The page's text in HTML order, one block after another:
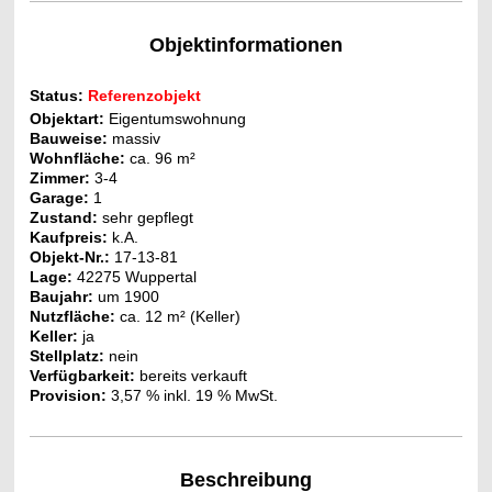
Objektinformationen
Status: Referenzobjekt
Objektart: Eigentumswohnung
Bauweise: massiv
Wohnfläche: ca. 96 m²
Zimmer: 3-4
Garage: 1
Zustand: sehr gepflegt
Kaufpreis: k.A.
Objekt-Nr.: 17-13-81
Lage: 42275 Wuppertal
Baujahr: um 1900
Nutzfläche: ca. 12 m² (Keller)
Keller: ja
Stellplatz: nein
Verfügbarkeit: bereits verkauft
Provision: 3,57 % inkl. 19 % MwSt.
Beschreibung